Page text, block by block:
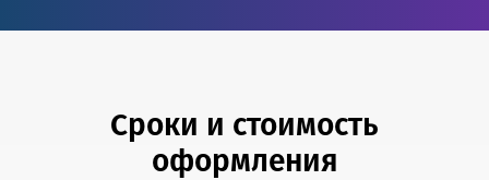
Сроки и стоимость
оформления